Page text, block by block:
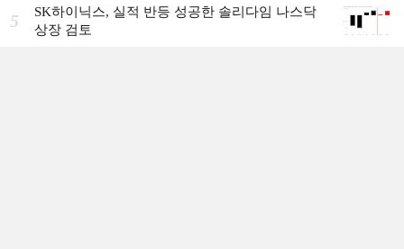
5
SK하이닉스, 실적 반등 성공한 솔리다임 나스닥
상장 검토